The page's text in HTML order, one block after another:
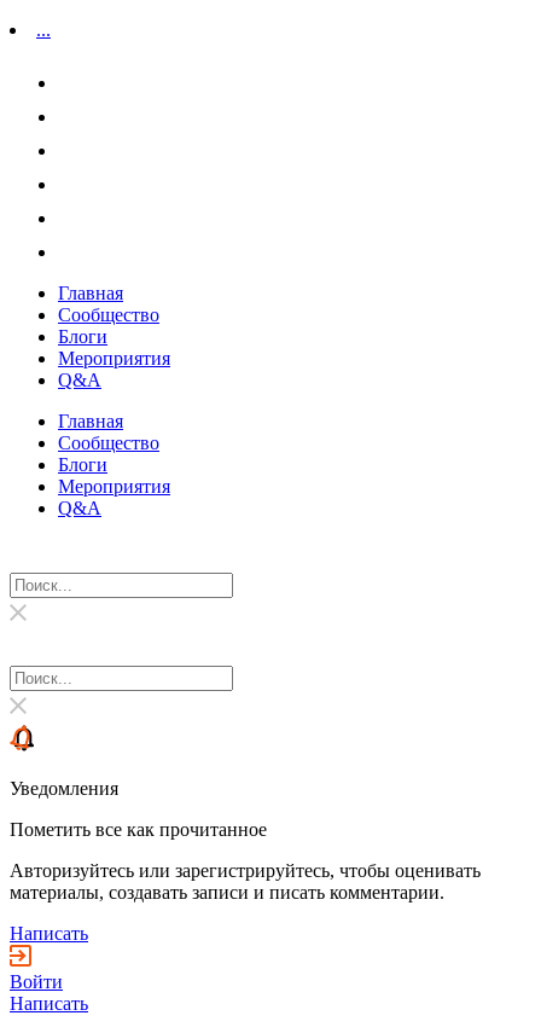
...
Главная
Сообщество
Блоги
Мероприятия
Q&A
Главная
Сообщество
Блоги
Мероприятия
Q&A
Уведомления
Пометить все как прочитанное
Авторизуйтесь или зарегистрируйтесь, чтобы оценивать
материалы, создавать записи и писать комментарии.
Написать
Войти
Написать